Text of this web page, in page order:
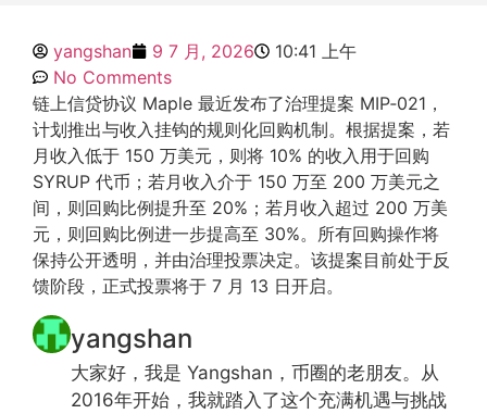
yangshan 9 7 月, 2026
10:41 上午
No Comments
链上信贷协议 Maple 最近发布了治理提案 MIP‑021，
计划推出与收入挂钩的规则化回购机制。根据提案，若
月收入低于 150 万美元，则将 10% 的收入用于回购
SYRUP 代币；若月收入介于 150 万至 200 万美元之
间，则回购比例提升至 20%；若月收入超过 200 万美
元，则回购比例进一步提高至 30%。所有回购操作将
保持公开透明，并由治理投票决定。该提案目前处于反
馈阶段，正式投票将于 7 月 13 日开启。
yangshan
大家好，我是 Yangshan，币圈的老朋友。从
2016年开始，我就踏入了这个充满机遇与挑战